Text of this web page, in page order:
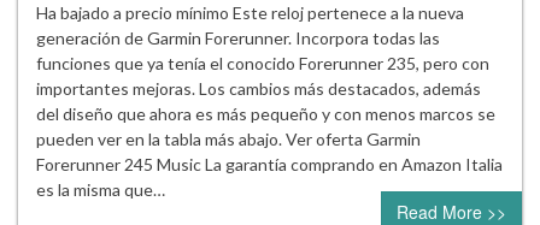
Ha bajado a precio mínimo Este reloj pertenece a la nueva
generación de Garmin Forerunner. Incorpora todas las
funciones que ya tenía el conocido Forerunner 235, pero con
importantes mejoras. Los cambios más destacados, además
del diseño que ahora es más pequeño y con menos marcos se
pueden ver en la tabla más abajo. Ver oferta Garmin
Forerunner 245 Music La garantía comprando en Amazon Italia
es la misma que…
Read More >>